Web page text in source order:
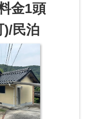
金1頭
)/民泊